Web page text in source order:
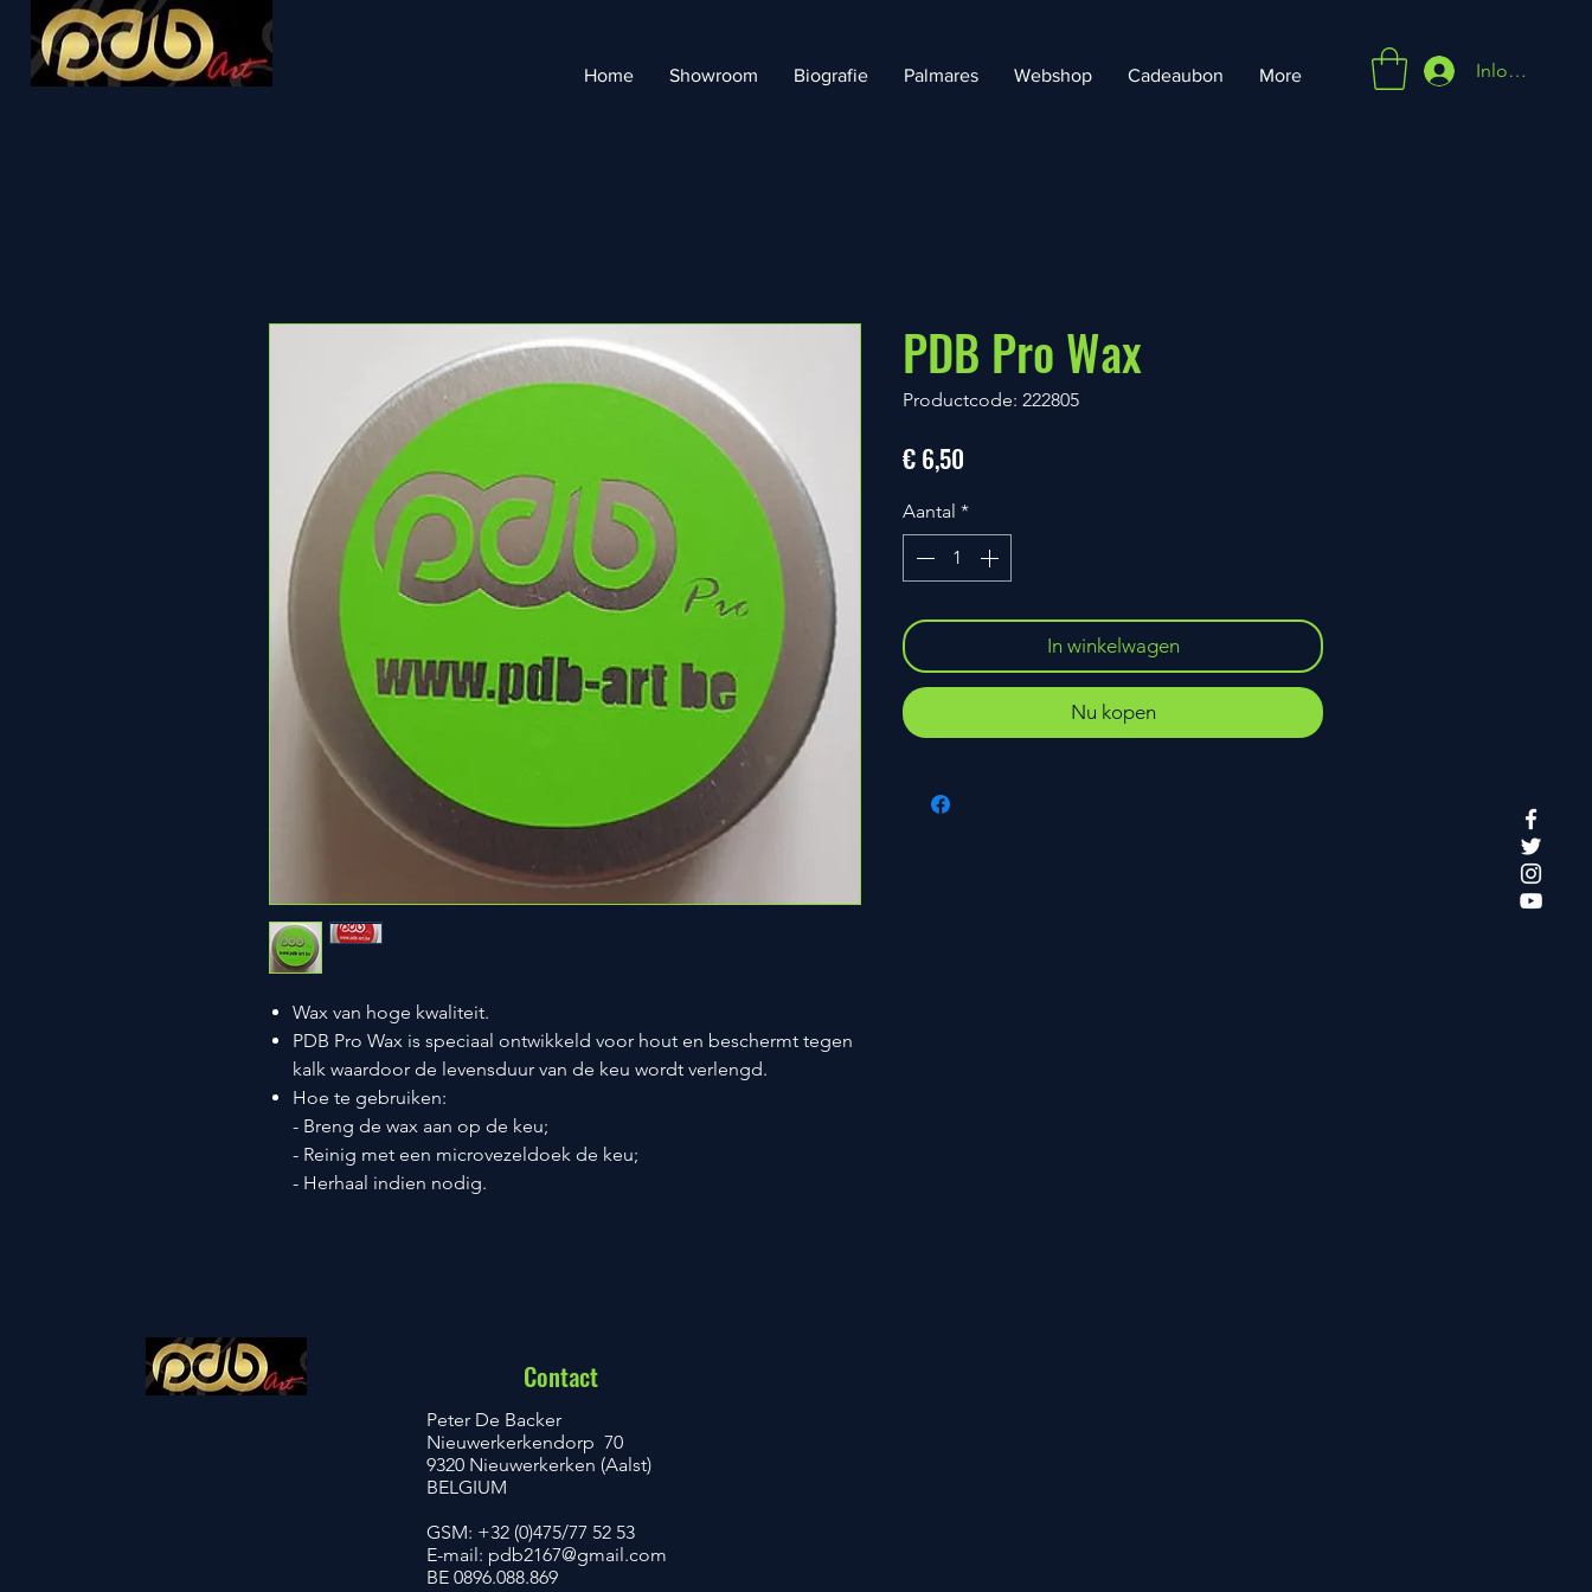
Home Showroom Biografie Palmares Webshop Cadeaubon More Inloggen
Wax van hoge kwaliteit.
PDB Pro Wax is speciaal ontwikkeld voor hout en beschermt tegen
kalk waardoor de levensduur van de keu wordt verlengd.
Hoe te gebruiken:
- Breng de wax aan op de keu;
- Reinig met een microvezeldoek de keu;
- Herhaal indien nodig.
PDB Pro Wax
Productcode: 222805
€ 6,50
Aantal *
In winkelwagen
Nu kopen
Contact
​Peter De Backer
Nieuwerkerkendorp 70
9320 Nieuwerkerken (Aalst)
BELGIUM
GSM: +32 (0)475/77 52 53
E-mail: pdb2167@gmail.com
BE 0896.088.869